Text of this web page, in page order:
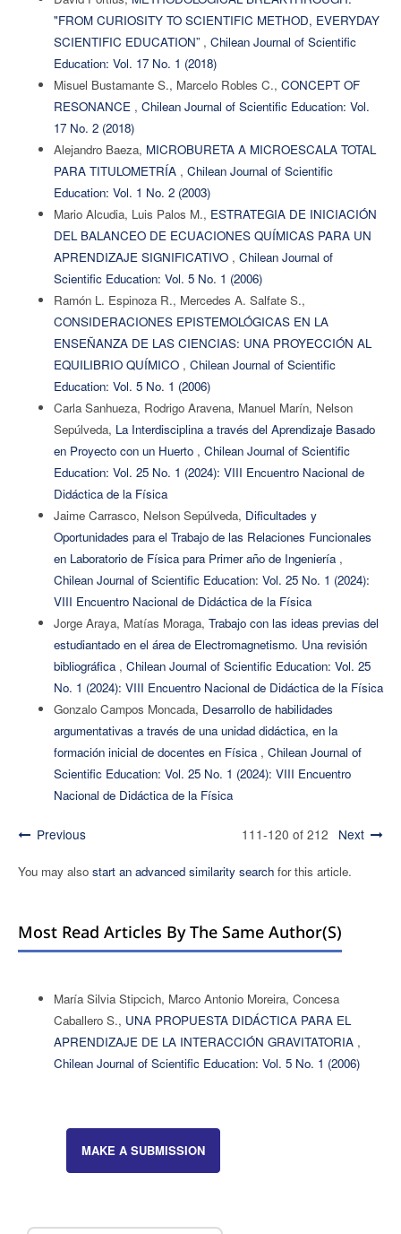
"FROM CURIOSITY TO SCIENTIFIC METHOD, EVERYDAY
SCIENTIFIC EDUCATION” , Chilean Journal of Scientific
Education: Vol. 17 No. 1 (2018)
Misuel Bustamante S., Marcelo Robles C., CONCEPT OF
RESONANCE , Chilean Journal of Scientific Education: Vol.
17 No. 2 (2018)
Alejandro Baeza, MICROBURETA A MICROESCALA TOTAL
PARA TITULOMETRÍA , Chilean Journal of Scientific
Education: Vol. 1 No. 2 (2003)
Mario Alcudia, Luis Palos M., ESTRATEGIA DE INICIACIÓN
DEL BALANCEO DE ECUACIONES QUÍMICAS PARA UN
APRENDIZAJE SIGNIFICATIVO , Chilean Journal of
Scientific Education: Vol. 5 No. 1 (2006)
Ramón L. Espinoza R., Mercedes A. Salfate S.,
CONSIDERACIONES EPISTEMOLÓGICAS EN LA
ENSEÑANZA DE LAS CIENCIAS: UNA PROYECCIÓN AL
EQUILIBRIO QUÍMICO , Chilean Journal of Scientific
Education: Vol. 5 No. 1 (2006)
Carla Sanhueza, Rodrigo Aravena, Manuel Marín, Nelson
Sepúlveda, La Interdisciplina a través del Aprendizaje Basado
en Proyecto con un Huerto , Chilean Journal of Scientific
Education: Vol. 25 No. 1 (2024): VIII Encuentro Nacional de
Didáctica de la Física
Jaime Carrasco, Nelson Sepúlveda, Dificultades y
Oportunidades para el Trabajo de las Relaciones Funcionales
en Laboratorio de Física para Primer año de Ingeniería ,
Chilean Journal of Scientific Education: Vol. 25 No. 1 (2024):
VIII Encuentro Nacional de Didáctica de la Física
Jorge Araya, Matías Moraga, Trabajo con las ideas previas del
estudiantado en el área de Electromagnetismo. Una revisión
bibliográfica , Chilean Journal of Scientific Education: Vol. 25
No. 1 (2024): VIII Encuentro Nacional de Didáctica de la Física
Gonzalo Campos Moncada, Desarrollo de habilidades
argumentativas a través de una unidad didáctica, en la
formación inicial de docentes en Física , Chilean Journal of
Scientific Education: Vol. 25 No. 1 (2024): VIII Encuentro
Nacional de Didáctica de la Física
Previous 111-120 of 212 Next
You may also start an advanced similarity searchfor this article.
Most Read Articles By The Same Author(s)
María Silvia Stipcich, Marco Antonio Moreira, Concesa
Caballero S., UNA PROPUESTA DIDÁCTICA PARA EL
APRENDIZAJE DE LA INTERACCIÓN GRAVITATORIA ,
Chilean Journal of Scientific Education: Vol. 5 No. 1 (2006)
MAKE A SUBMISSION